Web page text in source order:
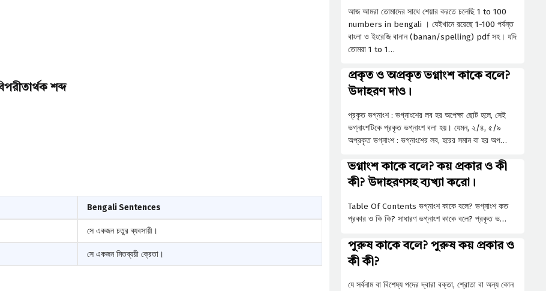
শব্দ
Bengali Sentences
সে একজন চতুর ব্যবসায়ী।
সে একজন মিতব্যয়ী ক্রেতা।
আজ আমরা তোমাদের সাথে শেয়ার করতে চলেছি 1 to 100
numbers in bengali । যেইখানে রয়েছে 1-100 পর্যন্ত
বাংলা ও ইংরেজি বানান (banan/spelling) pdf সহ। যদি
তোমরা 1 to 1…
প্রকৃত ও অপ্রকৃত ভগ্নাংশ কাকে বলে?
উদাহরণ দাও।
প্রকৃত ভগ্নাংশ : ভগ্নাংশের লব হর অপেক্ষা ছােট হলে, সেই
ভগ্নাংশটিকে প্রকৃত ভগ্নাংশ বলা হয়। যেমন, ২/৪, ৫/৯
অপ্রকৃত ভগ্নাংশ : ভগ্নাংশের লব, হরের সমান বা হর অপ…
ভগ্নাংশ কাকে বলে? কয় প্রকার ও কী
কী? উদাহরণসহ ব্যখ্যা করো।
Table Of Contents ভগ্নাংশ কাকে বলে? ভগ্নাংশ কত
প্রকার ও কি কি? সাধারণ ভগ্নাংশ কাকে বলে? প্রকৃত ভ…
পুরুষ কাকে বলে? পুরুষ কয় প্রকার ও
কী কী?
যে সর্বনাম বা বিশেষ্য পদের দ্বারা বক্তা, শ্রোতা বা অন্য কোন